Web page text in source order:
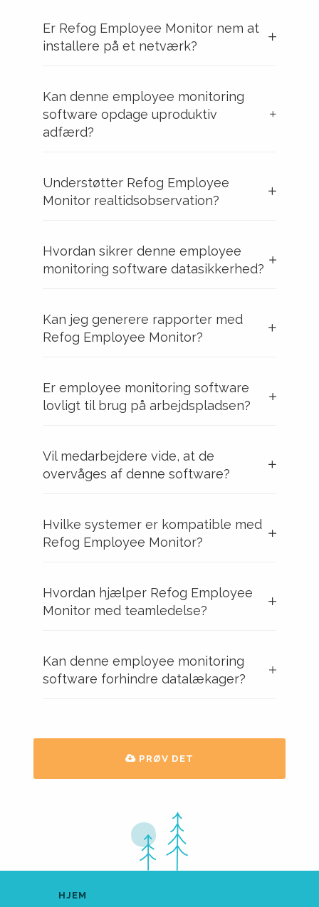
Er Refog Employee Monitor nem at
installere på et netværk?
Kan denne employee monitoring
software opdage uproduktiv
adfærd?
Understøtter Refog Employee
Monitor realtidsobservation?
Hvordan sikrer denne employee
monitoring software datasikkerhed?
Kan jeg generere rapporter med
Refog Employee Monitor?
Er employee monitoring software
lovligt til brug på arbejdspladsen?
Vil medarbejdere vide, at de
overvåges af denne software?
Hvilke systemer er kompatible med
Refog Employee Monitor?
Hvordan hjælper Refog Employee
Monitor med teamledelse?
Kan denne employee monitoring
software forhindre datalækager?
PRØV DET
HJEM